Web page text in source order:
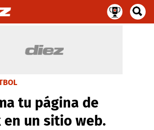
tu página de
en un sitio web.